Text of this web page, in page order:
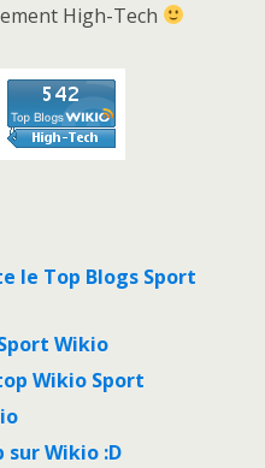
High-Tech
le Top Blogs Sport
Wikio
Wikio Sport
sur Wikio :D